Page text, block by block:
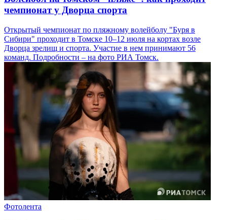
чемпионат у Дворца спорта
Открытый чемпионат по пляжному волейболу "Буря в
Сибири" проходит в Томске 10–12 июля на кортах возле
Дворца зрелищ и спорта. Участие в нем принимают 56
команд. Подробности – на фото РИА Томск.
Фотолента